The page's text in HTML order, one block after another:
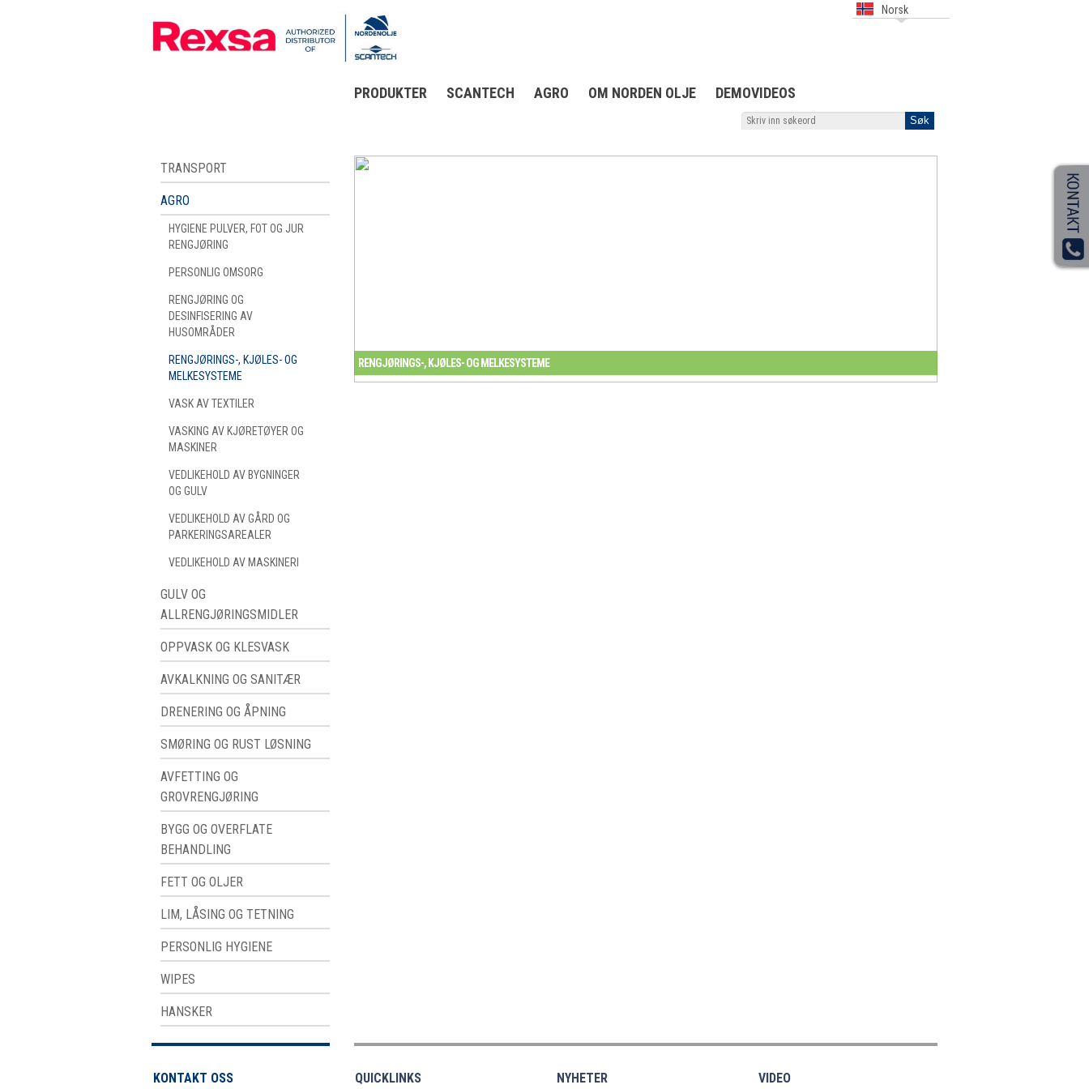
Norsk
PRODUKTER SCANTECH AGRO OM NORDEN OLJE DEMOVIDEOS
TRANSPORT
AGRO
HYGIENE PULVER, FOT OG JUR
RENGJØRING
PERSONLIG OMSORG
RENGJØRING OG
DESINFISERING AV
HUSOMRÅDER
RENGJØRINGS-, KJØLES- OG
MELKESYSTEME
VASK AV TEXTILER
VASKING AV KJØRETØYER OG
MASKINER
VEDLIKEHOLD AV BYGNINGER
OG GULV
VEDLIKEHOLD AV GÅRD OG
PARKERINGSAREALER
VEDLIKEHOLD AV MASKINERI
GULV OG
ALLRENGJØRINGSMIDLER
OPPVASK OG KLESVASK
AVKALKNING OG SANITÆR
DRENERING OG ÅPNING
SMØRING OG RUST LØSNING
AVFETTING OG
GROVRENGJØRING
BYGG OG OVERFLATE
BEHANDLING
FETT OG OLJER
LIM, LÅSING OG TETNING
PERSONLIG HYGIENE
WIPES
HANSKER
RENGJØRINGS-, KJØLES- OG MELKESYSTEME
KONTAKT OSS QUICKLINKS NYHETER VIDEO